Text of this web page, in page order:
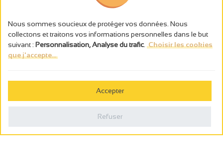
L’abus d’alcool est dangereux pour la santé, à consommer avec
Politique de confidentialité
Nous sommes soucieux de protéger vos données. Nous
collectons et traitons vos informations personnelles dans le but
suivant : Personnalisation, Analyse du trafic Choisir les cookies
que j'accepte...
Accepter
Refuser